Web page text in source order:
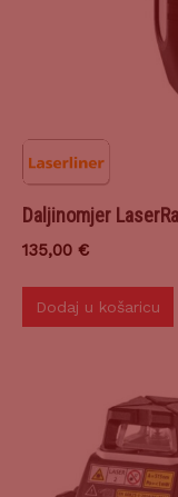
Daljinomjer
135,00 €
Dodaj u košaricu